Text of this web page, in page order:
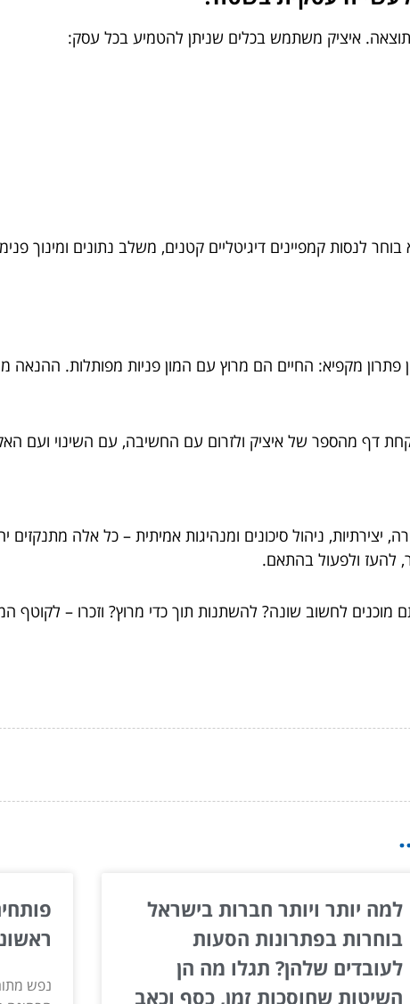
איציק משתמש בכלים שניתן להטמיע בכל עסק:
לנסות קמפיינים דיגיטליים קטנים, משלב נתונים ומינוך
מקפיא: החיים הם מרוץ עם המון פניות מפותלות. ההנאה
דף מהספר של איציק ולזרום עם החשיבה, עם השינוי ועם
ניהול סיכונים ומנהיגות אמיתית – כל אלה מתנקזים
להעז ולפעול בהתאם.
לחשוב שונה? להשתנות תוך כדי מרוץ? וזכרו – לקוטף
למה יותר ויותר חברות בישראל
בוחרות בפתרונות הסעות
לעובדים שלהן? תגלו מה הן
השיטות שחוסכות זמן, כסף וכאב
נפש